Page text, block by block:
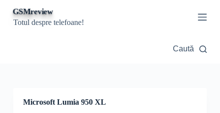
S
GSMreview
Totul despre telefoane!
Caută
Microsoft Lumia 950 XL